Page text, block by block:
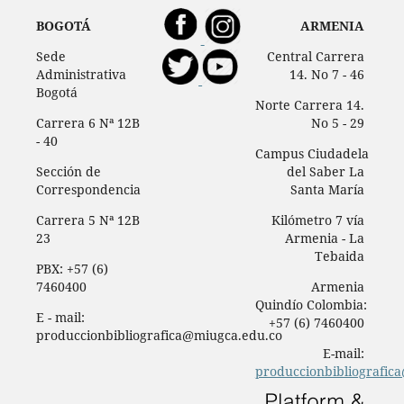
BOGOTÁ
Sede
Administrativa
Bogotá
Carrera 6 Nª 12B
- 40
Sección de
Correspondencia
Carrera 5 Nª 12B
23
PBX: +57 (6)
7460400
E - mail:
produccionbibliografica@miugca.edu.co
ARMENIA
Central Carrera
14. No 7 - 46
Norte Carrera 14.
No 5 - 29
Campus Ciudadela
del Saber La
Santa María
Kilómetro 7 vía
Armenia - La
Tebaida
Armenia
Quindío Colombia:
+57 (6) 7460400
E-mail: